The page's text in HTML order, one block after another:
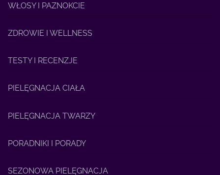
WŁOSY I PAZNOKCIE
ZDROWIE I WELLNESS
TESTY I RECENZJE
PIELĘGNACJA CIAŁA
PIELĘGNACJA TWARZY
PORADNIKI I PORADY
SEZONOWA PIELĘGNACJA